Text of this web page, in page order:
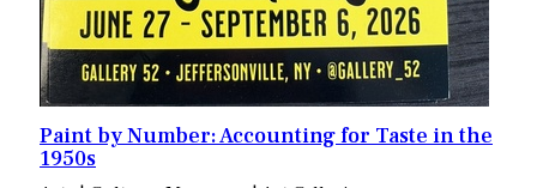
Paint by Number: Accounting for Taste in the
1950s